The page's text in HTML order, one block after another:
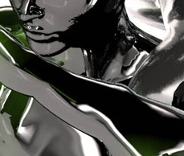
verschiedenes
portrait